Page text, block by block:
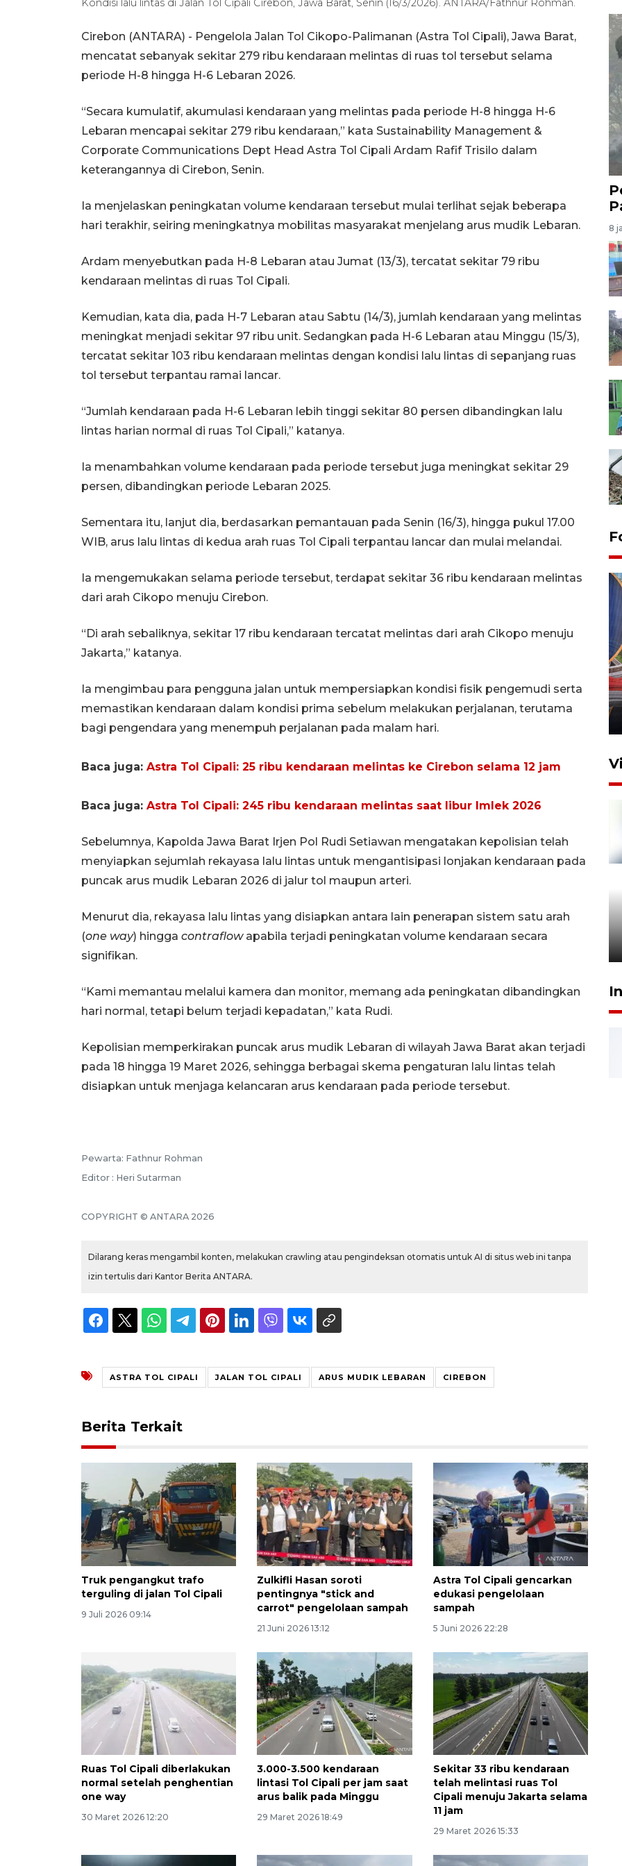
Kondisi lalu lintas di Jalan Tol Cipali Cirebon, Jawa Barat, Senin (16/3/2026). ANTARA/Fathnur Rohman.
Cirebon (ANTARA) - Pengelola Jalan Tol Cikopo-Palimanan (Astra Tol Cipali), Jawa Barat,
mencatat sebanyak sekitar 279 ribu kendaraan melintas di ruas tol tersebut selama
periode H-8 hingga H-6 Lebaran 2026.
“Secara kumulatif, akumulasi kendaraan yang melintas pada periode H-8 hingga H-6
Lebaran mencapai sekitar 279 ribu kendaraan,” kata Sustainability Management &
Corporate Communications Dept Head Astra Tol Cipali Ardam Rafif Trisilo dalam
keterangannya di Cirebon, Senin.
Ia menjelaskan peningkatan volume kendaraan tersebut mulai terlihat sejak beberapa
hari terakhir, seiring meningkatnya mobilitas masyarakat menjelang arus mudik Lebaran.
Ardam menyebutkan pada H-8 Lebaran atau Jumat (13/3), tercatat sekitar 79 ribu
kendaraan melintas di ruas Tol Cipali.
Kemudian, kata dia, pada H-7 Lebaran atau Sabtu (14/3), jumlah kendaraan yang melintas
meningkat menjadi sekitar 97 ribu unit. Sedangkan pada H-6 Lebaran atau Minggu (15/3),
tercatat sekitar 103 ribu kendaraan melintas dengan kondisi lalu lintas di sepanjang ruas
tol tersebut terpantau ramai lancar.
“Jumlah kendaraan pada H-6 Lebaran lebih tinggi sekitar 80 persen dibandingkan lalu
lintas harian normal di ruas Tol Cipali,” katanya.
Ia menambahkan volume kendaraan pada periode tersebut juga meningkat sekitar 29
persen, dibandingkan periode Lebaran 2025.
Sementara itu, lanjut dia, berdasarkan pemantauan pada Senin (16/3), hingga pukul 17.00
WIB, arus lalu lintas di kedua arah ruas Tol Cipali terpantau lancar dan mulai melandai.
Ia mengemukakan selama periode tersebut, terdapat sekitar 36 ribu kendaraan melintas
dari arah Cikopo menuju Cirebon.
“Di arah sebaliknya, sekitar 17 ribu kendaraan tercatat melintas dari arah Cikopo menuju
Jakarta,” katanya.
Ia mengimbau para pengguna jalan untuk mempersiapkan kondisi fisik pengemudi serta
memastikan kendaraan dalam kondisi prima sebelum melakukan perjalanan, terutama
bagi pengendara yang menempuh perjalanan pada malam hari.
Baca juga: Astra Tol Cipali: 25 ribu kendaraan melintas ke Cirebon selama 12 jam
Baca juga: Astra Tol Cipali: 245 ribu kendaraan melintas saat libur Imlek 2026
Sebelumnya, Kapolda Jawa Barat Irjen Pol Rudi Setiawan mengatakan kepolisian telah
menyiapkan sejumlah rekayasa lalu lintas untuk mengantisipasi lonjakan kendaraan pada
puncak arus mudik Lebaran 2026 di jalur tol maupun arteri.
Menurut dia, rekayasa lalu lintas yang disiapkan antara lain penerapan sistem satu arah
(one way) hingga contraflowapabila terjadi peningkatan volume kendaraan secara
signifikan.
“Kami memantau melalui kamera dan monitor, memang ada peningkatan dibandingkan
hari normal, tetapi belum terjadi kepadatan,” kata Rudi.
Kepolisian memperkirakan puncak arus mudik Lebaran di wilayah Jawa Barat akan terjadi
pada 18 hingga 19 Maret 2026, sehingga berbagai skema pengaturan lalu lintas telah
disiapkan untuk menjaga kelancaran arus kendaraan pada periode tersebut.
Pewarta: Fathnur Rohman
Editor : Heri Sutarman
COPYRIGHT © ANTARA 2026
Dilarang keras mengambil konten, melakukan crawling atau pengindeksan otomatis untuk AI di situs web ini tanpa
izin tertulis dari Kantor Berita ANTARA.
ASTRA TOL CIPALI JALAN TOL CIPALI ARUS MUDIK LEBARAN CIREBON
Berita Terkait
Truk pengangkut trafo
terguling di jalan Tol Cipali
9 Juli 2026 09:14
Zulkifli Hasan soroti
pentingnya "stick and
carrot" pengelolaan sampah
21 Juni 2026 13:12
Astra Tol Cipali gencarkan
edukasi pengelolaan
sampah
5 Juni 2026 22:28
Ruas Tol Cipali diberlakukan
normal setelah penghentian
one way
30 Maret 2026 12:20
3.000-3.500 kendaraan
lintasi Tol Cipali per jam saat
arus balik pada Minggu
29 Maret 2026 18:49
Sekitar 33 ribu kendaraan
telah melintasi ruas Tol
Cipali menuju Jakarta selama
11 jam
29 Maret 2026 15:33
8
perlintasan sebidang di
Stasiun Bogor
12 Juni 2026 18:49
Pelanggan Filaha Farm setia
sampai 8 tahan?
1 Juni 2026 05:47